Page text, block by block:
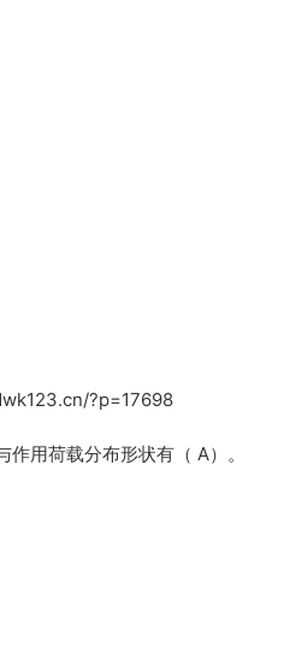
?p=17698
用荷载分布形状有（ A）。